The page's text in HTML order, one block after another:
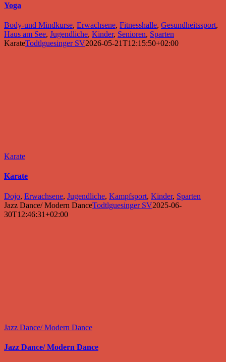
Yoga
Body-und Mindkurse, Erwachsene, Fitnesshalle, Gesundheitssport,
Haus am See, Jugendliche, Kinder, Senioren, Sparten
KarateTodtlguesinger SV2026-05-21T12:15:50+02:00
Karate
Karate
Dojo, Erwachsene, Jugendliche, Kampfsport, Kinder, Sparten
Jazz Dance/ Modern DanceTodtlguesinger SV2025-06-
30T12:46:31+02:00
Jazz Dance/ Modern Dance
Jazz Dance/ Modern Dance